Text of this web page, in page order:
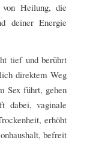
Heilung, die
deiner Energie
tief und berührt
direktem Weg
Sex führt, gehen
dabei, vaginale
erhöht
befreit